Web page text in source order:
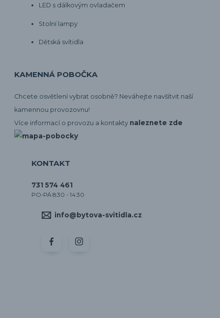
LED s dálkovým ovladačem
Stolní lampy
Dětská svítidla
KAMENNÁ POBOČKA
Chcete osvětlení vybrat osobně? Neváhejte navšítvit naší
kamennou provozovnu!
Více informací o provozu a kontakty naleznete zde
KONTAKT
731 574 461
PO-PÁ 8:30 - 14:30
info@bytova-svitidla.cz